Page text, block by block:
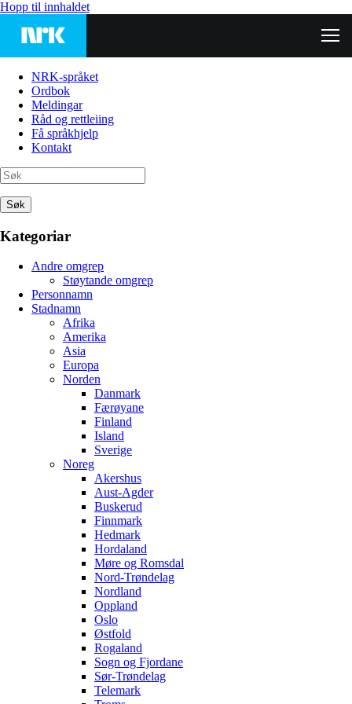
Hopp til innhaldet
NRK-språket
Ordbok
Meldingar
Råd og rettleiing
Få språkhjelp
Kontakt
Søk
Kategoriar
Andre omgrep
Støytande omgrep
Personnamn
Stadnamn
Afrika
Amerika
Asia
Europa
Norden
Danmark
Færøyane
Finland
Island
Sverige
Noreg
Akershus
Aust-Agder
Buskerud
Finnmark
Hedmark
Hordaland
Møre og Romsdal
Nord-Trøndelag
Nordland
Oppland
Oslo
Østfold
Rogaland
Sogn og Fjordane
Sør-Trøndelag
Telemark